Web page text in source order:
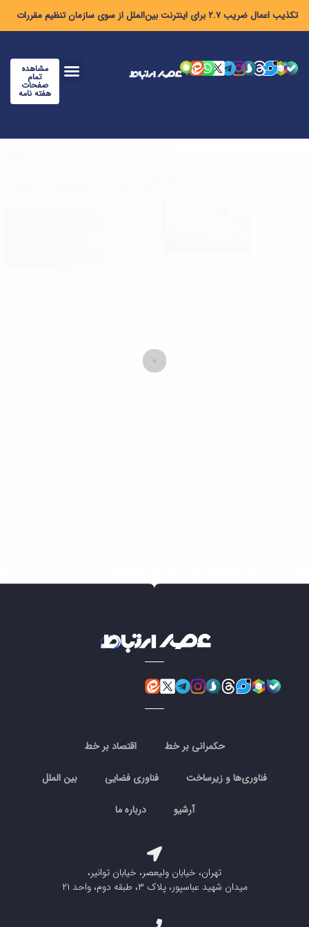
تکذیب اعمال ضریب ۲.۷ برای اینترنت بین‌الملل از سوی سازمان تنظیم مقررات
مشاهده
تمام
صفحات
هفته نامه
حکمرانی بر خط اقتصاد بر خط
فناوری‌ها و زیرساخت فناوری فضایی بین الملل
آرشیو درباره ما
تهران، خیابان ولیعصر، خیابان توانیر،
میدان شهید عباسپور، پلاک ۳، طبقه دوم، واحد ۲۱